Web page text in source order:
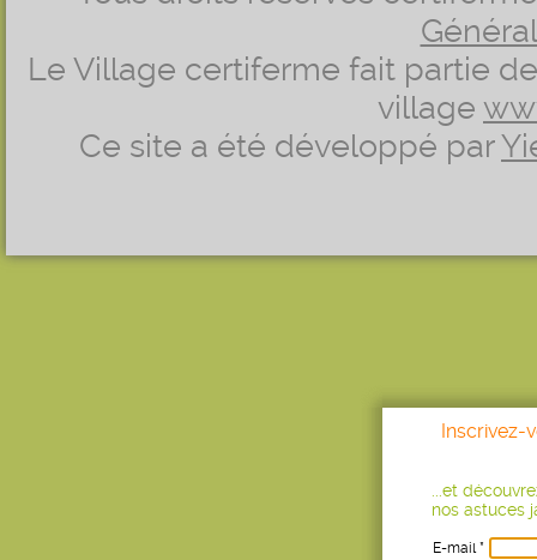
Le Village certiferme fait partie
village
Ce site a été développé par
Inscrivez-
...et
nos astuces
E-mail *